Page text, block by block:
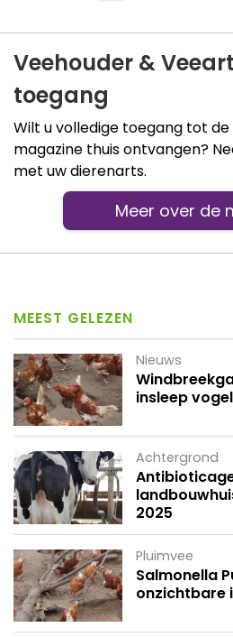
Veehouder &
toegang
Wilt u volledige toegang tot
magazine thuis ontvangen?
met uw dierenarts.
Meer over de
MEEST GELEZEN
Nieuws
insleep
Achtergrond
2025
Pluimvee
Salmonella
onzichtbare